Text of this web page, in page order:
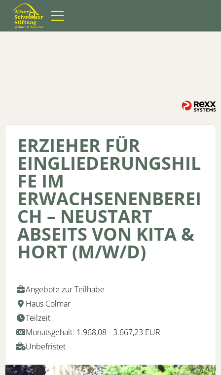
Suchformular öffnen
ERZIEHER FÜR
EINGLIEDERUNGSHIL
FE IM
ERWACHSENENBEREI
CH – NEUSTART
ABSEITS VON KITA &
HORT (M/W/D)
Angebote zur Teilhabe
Haus Colmar
Teilzeit
Monatsgehalt: 1.968,08 - 3.667,23 EUR
Unbefristet